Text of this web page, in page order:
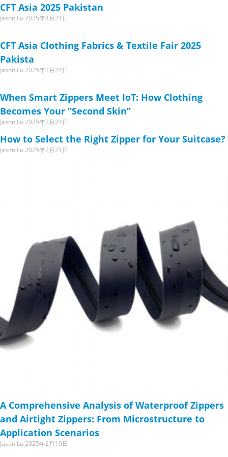
CFT Asia 2025 Pakistan
Jason Lu2025年4月21日
CFT Asia Clothing Fabrics & Textile Fair 2025
Pakista
Jason Lu2025年3月24日
When Smart Zippers Meet IoT: How Clothing
Becomes Your “Second Skin”
Jason Lu2025年2月24日
How to Select the Right Zipper for Your Suitcase?
Jason Lu2025年2月21日
A Comprehensive Analysis of Waterproof Zippers
and Airtight Zippers: From Microstructure to
Application Scenarios
Jason Lu2025年2月19日